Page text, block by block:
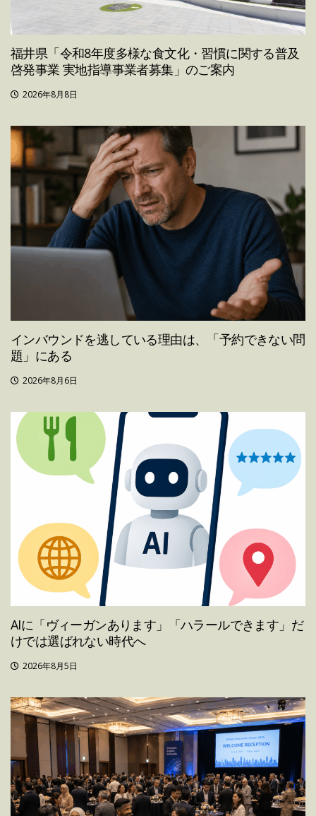
福井県「令和8年度多様な食文化・習慣に関する普及
啓発事業 実地指導事業者募集」のご案内
2026年8月8日
インバウンドを逃している理由は、「予約できない問
題」にある
2026年8月6日
AIに「ヴィーガンあります」「ハラールできます」だ
けでは選ばれない時代へ
2026年8月5日